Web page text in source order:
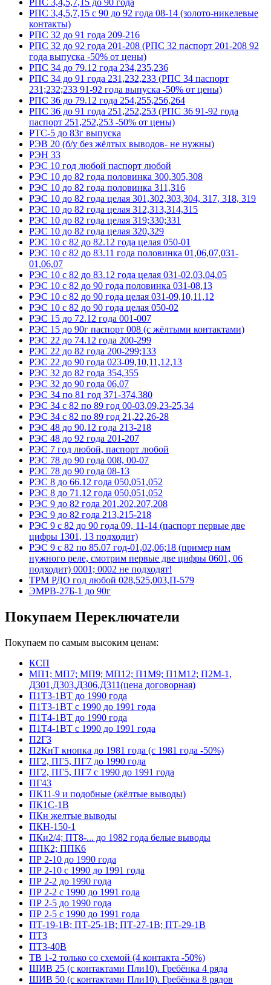
РПС 3,4,5,7,15 до 90 года
РПС 3,4,5,7,15 с 90 до 92 года 08-14 (золото-никелевые
контакты)
РПС 32 до 91 года 209-216
РПС 32 до 92 года 201-208 (РПС 32 паспорт 201-208 92
года выпуска -50% от цены)
РПС 34 до 79.12 года 234,235,236
РПС 34 до 91 года 231,232,233 (РПС 34 паспорт
231;232;233 91-92 года выпуска -50% от цены)
РПС 36 до 79.12 года 254,255,256,264
РПС 36 до 91 года 251,252,253 (РПС 36 91-92 года
паспорт 251,252,253 -50% от цены)
РТС-5 до 83г выпуска
РЭВ 20 (б/у без жёлтых выводов- не нужны)
РЭН 33
РЭС 10 год любой паспорт любой
РЭС 10 до 82 года половинка 300,305,308
РЭС 10 до 82 года половинка 311,316
РЭС 10 до 82 года целая 301,302,303,304, 317, 318, 319
РЭС 10 до 82 года целая 312,313,314,315
РЭС 10 до 82 года целая 319;330;331
РЭС 10 до 82 года целая 320,329
РЭС 10 с 82 до 82.12 года целая 050-01
РЭС 10 с 82 до 83.11 года половинка 01,06,07,031-
01,06,07
РЭС 10 с 82 до 83.12 года целая 031-02,03,04,05
РЭС 10 с 82 до 90 года половинка 031-08,13
РЭС 10 с 82 до 90 года целая 031-09,10,11,12
РЭС 10 с 82 до 90 года целая 050-02
РЭС 15 до 72.12 года 001-007
РЭС 15 до 90г паспорт 008 (с жёлтыми контактами)
РЭС 22 до 74.12 года 200-299
РЭС 22 до 82 года 200-299;133
РЭС 22 до 90 года 023-09,10,11,12,13
РЭС 32 до 82 года 354,355
РЭС 32 до 90 года 06,07
РЭС 34 по 81 год 371-374,380
РЭС 34 с 82 по 89 год 00-03,09,23-25,34
РЭС 34 с 82 по 89 год 21,22,26-28
РЭС 48 до 90.12 года 213-218
РЭС 48 до 92 года 201-207
РЭС 7 год любой, паспорт любой
РЭС 78 до 90 года 008, 00-07
РЭС 78 до 90 года 08-13
РЭС 8 до 66.12 года 050,051,052
РЭС 8 до 71.12 года 050,051,052
РЭС 9 до 82 года 201,202,207,208
РЭС 9 до 82 года 213,215-218
РЭС 9 с 82 до 90 года 09, 11-14 (паспорт первые две
цифры 1301, 13 подходит)
РЭС 9 с 82 по 85.07 год-01,02,06;18 (пример нам
нужного реле, смотрим первые две цифры 0601, 06
подходит) 0001; 0002 не подходят!
ТРМ РДО год любой 028,525,003,П-579
ЭМРВ-27Б-1 до 90г
Покупаем Переключатели
Покупаем по самым высоким ценам:
КСП
МП1; МП7; МП9; МП12; П1М9; П1М12; П2М-1,
Д301,Д303,Д306,Д311(цена договорная)
П1Т3-1ВТ до 1990 года
П1Т3-1ВТ с 1990 до 1991 года
П1Т4-1ВТ до 1990 года
П1Т4-1ВТ с 1990 до 1991 года
П2Г3
П2КнТ кнопка до 1981 года (с 1981 года -50%)
ПГ2, ПГ5, ПГ7 до 1990 года
ПГ2, ПГ5, ПГ7 с 1990 до 1991 года
ПГ43
ПК11-9 и подобные (жёлтые выводы)
ПК1С-1В
ПКн желтые выводы
ПКН-150-1
ПКн2/4; ПТ8-... до 1982 года белые выводы
ППК2; ППК6
ПР 2-10 до 1990 года
ПР 2-10 с 1990 до 1991 года
ПР 2-2 до 1990 года
ПР 2-2 с 1990 до 1991 года
ПР 2-5 до 1990 года
ПР 2-5 с 1990 до 1991 года
ПТ-19-1В; ПТ-25-1В; ПТ-27-1В; ПТ-29-1В
ПТ3
ПТ3-40В
ТВ 1-2 только со схемой (4 контакта -50%)
ШИВ 25 (с контактами Пли10). Гребёнка 4 ряда
ШИВ 50 (с контактами Пли10). Гребёнка 8 рядов